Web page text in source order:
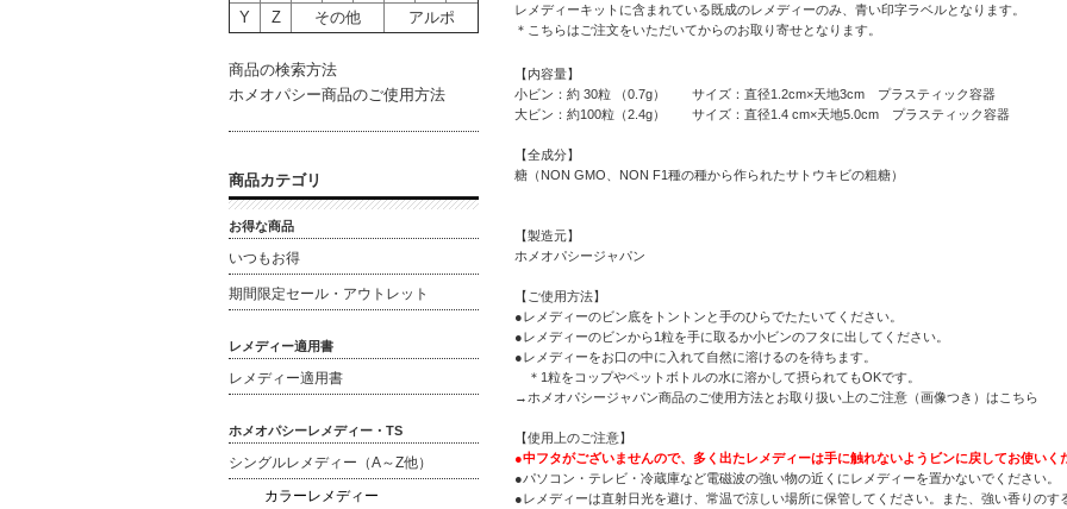
レメディーキットに含まれている既成のレメディーのみ、青い印字ラベルとなります。
＊こちらはご注文をいただいてからのお取り寄せとなります。
【内容量】
小ビン：約 30粒 （0.7g） サイズ：直径1.2cm×天地3cm プラスティック容器
大ビン：約100粒（2.4g） サイズ：直径1.4 cm×天地5.0cm プラスティック容器
【全成分】
糖（NON GMO、NON F1種の種から作られたサトウキビの粗糖）
【製造元】
ホメオパシージャパン
【ご使用方法】
●レメディーのビン底をトントンと手のひらでたたいてください。
●レメディーのビンから1粒を手に取るか小ビンのフタに出してください。
●レメディーをお口の中に入れて自然に溶けるのを待ちます。
＊1粒をコップやペットボトルの水に溶かして摂られてもOKです。
→ホメオパシージャパン商品のご使用方法とお取り扱い上のご注意（画像つき）はこちら
【使用上のご注意】
●中フタがございませんので、多く出たレメディーは手に触れないようビンに戻してお使いく
●パソコン・テレビ・冷蔵庫など電磁波の強い物の近くにレメディーを置かないでください。
●レメディーは直射日光を避け、常温で涼しい場所に保管してください。また、強い香りの
Y
Z その他 アルポ
商品の検索方法
ホメオパシー商品のご使用方法
商品カテゴリ
お得な商品
いつもお得
期間限定セール・アウトレット
レメディー適用書
レメディー適用書
ホメオパシーレメディー・TS
シングルレメディー（A～Z他）
カラーレメディー